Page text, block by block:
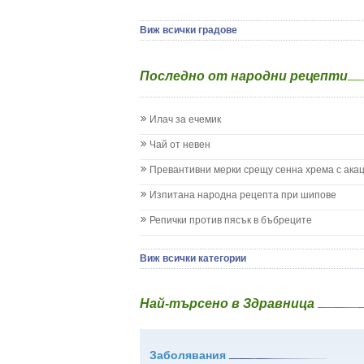
Детски диабет
Жълтеница
Запек на бебето и детето
Кашлица при бебето и детето
Колики
Менингит
Млечница
Нощно напикаване - енуреза
Плач
Проблеми с очите на бебето и детето
Виж всички градове
Последно от народни рецепти
Илач за ечемик
Чай от невен
Превантивни мерки срещу сенна хрема с
Изпитана народна рецепта при шипове
Репички против пясък в бъбреците
Виж всички категории
Най-търсено в Здравница
Заболявания